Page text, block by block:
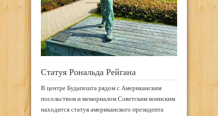
Статуя Рональда Рейгана
В центре Будапешта рядом с Американским
посольством и мемориалом Советским воинским
находится статуя американского президента